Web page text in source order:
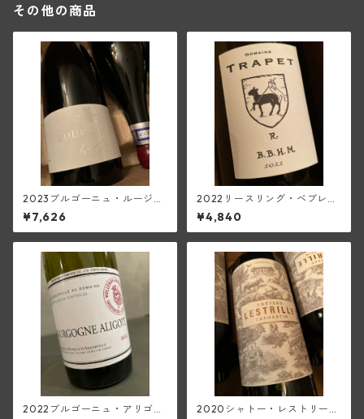
その他の商品
2023ブルゴーニュ・ルージュ
(トラペ)
¥7,626
2022リースリング・ベブレン
ハイム(トラペ)
¥4,840
2022ブルゴーニュ・アリゴテ
2020シャトー・レストリー